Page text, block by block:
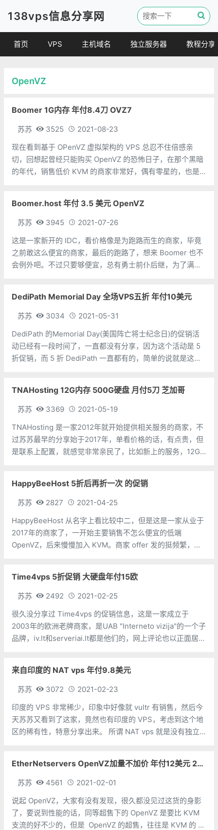
138vps信息分享网
首页 VPS
便宜VPS
主机域名 独立服务器 教程分享
OpenVZ
Boomer 1G内存 年付8.4刀 OVZ7
苏苏 3525
2021-08-23
现在看到基于 OPenVZ 虚拟架构的 VPS 总忍不住倍感亲
切，回想起曾经只能购买 OpenVZ 的恐怖日子，在那个黑暗
的年代，销售低价 KVM 的商家非常好，偶有零星的，也是
Boomer.host 年付 3.5 美元 OpenVZ
苏苏 3945
2021-07-26
这是一家新开的 IDC，看价格像是为跑路而生的商家，毕竟
之前敢这么便宜的商家，最后的跑路了，想来 Boomer 也不
会例外吧。不过只要够便宜，总有勇士前仆后继，为了满足
DediPath Memorial Day 全场VPS五折 年付10美元
苏苏 3034
2021-05-31
DediPath 的Memorial Day(美国阵亡将士纪念日)的促销活
动已经有一段时间了，一直都没有分享，因为这个活动是 5
折促销，而 5 折 DediPath 一直都有的，简单的说就是这个
TNAHosting 12G内存 500G硬盘 月付5刀 芝加哥
苏苏 3369
2021-05-19
TNAHosting 是一家2012年就开始提供相关服务的商家，不
过苏苏最早的分享始于2017年，单看价格的话，有点贵，但
是联系上配置，就感觉非常亲民了，比如新上的服务，12G
HappyBeeHost 5折后再折一次 的促销
苏苏 2827
2021-04-25
HappyBeeHost 从名字上看比较中二，但是这是一家从业于
2017年的商家了，一开始主要销售不怎么便宜的低端
OpenVZ，后来慢慢加入 KVM。商家 offer 发的挺频繁，但
Time4vps 5折促销 大硬盘年付15欧
苏苏 2492
2021-02-25
很久没分享过 Time4vps 的促销信息，这是一家成立于
2003年的欧洲老牌商家，是UAB "Interneto vizija"的一个子
品牌，iv.lt和serveriai.lt都是他们的，网上评论也以正面居
来自印度的 NAT vps 年付9.8美元
苏苏 3072
2021-02-23
印度的 VPS 非常稀少，印象中好像就 vultr 有销售，然后今
天苏苏又看到了这家，竟然也有印度的 VPS，考虑到这个地
区的稀有性，特意分享出来。 所谓 NAT vps 就是没有独立
EtherNetservers OpenVZ加量不加价 年付12美元 2T流量2个IP
苏苏 4561
2021-02-01
说起 OpenVZ，大家有没有发现，很久都没见过这货的身影
了，要说到性能的话，同等超售下的 OpenVZ 是要比 KVM
支流的好不少的，但是 OpenVZ 的超售，往往是 KVM 的 3